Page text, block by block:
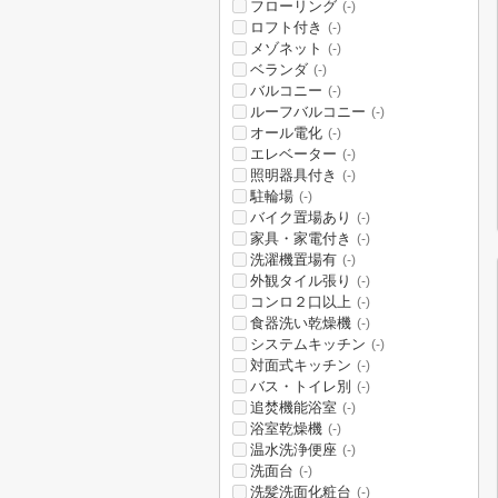
フローリング (-)
ロフト付き (-)
メゾネット (-)
ベランダ (-)
バルコニー (-)
ルーフバルコニー (-)
オール電化 (-)
エレベーター (-)
照明器具付き (-)
駐輪場 (-)
バイク置場あり (-)
家具・家電付き (-)
洗濯機置場有 (-)
外観タイル張り (-)
コンロ２口以上 (-)
食器洗い乾燥機 (-)
システムキッチン (-)
対面式キッチン (-)
バス・トイレ別 (-)
追焚機能浴室 (-)
浴室乾燥機 (-)
温水洗浄便座 (-)
洗面台 (-)
洗髪洗面化粧台 (-)